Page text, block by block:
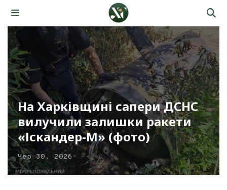
На Харківщині сапери ДСНС
вилучили залишки ракети
«Іскандер-М» (фото)
Чер 30, 2026